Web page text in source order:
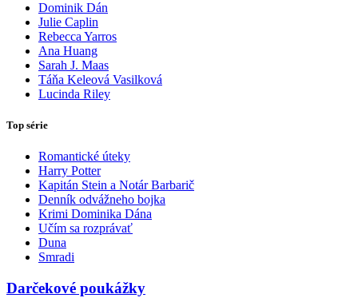
Dominik Dán
Julie Caplin
Rebecca Yarros
Ana Huang
Sarah J. Maas
Táňa Keleová Vasilková
Lucinda Riley
Top série
Romantické úteky
Harry Potter
Kapitán Stein a Notár Barbarič
Denník odvážneho bojka
Krimi Dominika Dána
Učím sa rozprávať
Duna
Smradi
Darčekové poukážky